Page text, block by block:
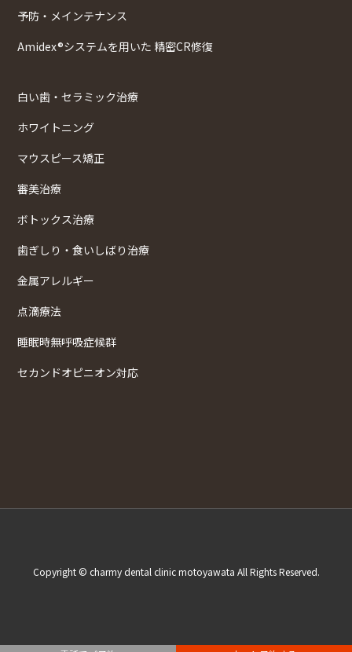
予防・メインテナンス
Amidex®システムを用いた 精密CR修復
白い歯・セラミック治療
ホワイトニング
マウスピース矯正
審美治療
ボトックス治療
歯ぎしり・食いしばり治療
金属アレルギー
点滴療法
睡眠時無呼吸症候群
セカンドオピニオン対応
Copyright © charmy dental clinic motoyawata All Rights Reserved.